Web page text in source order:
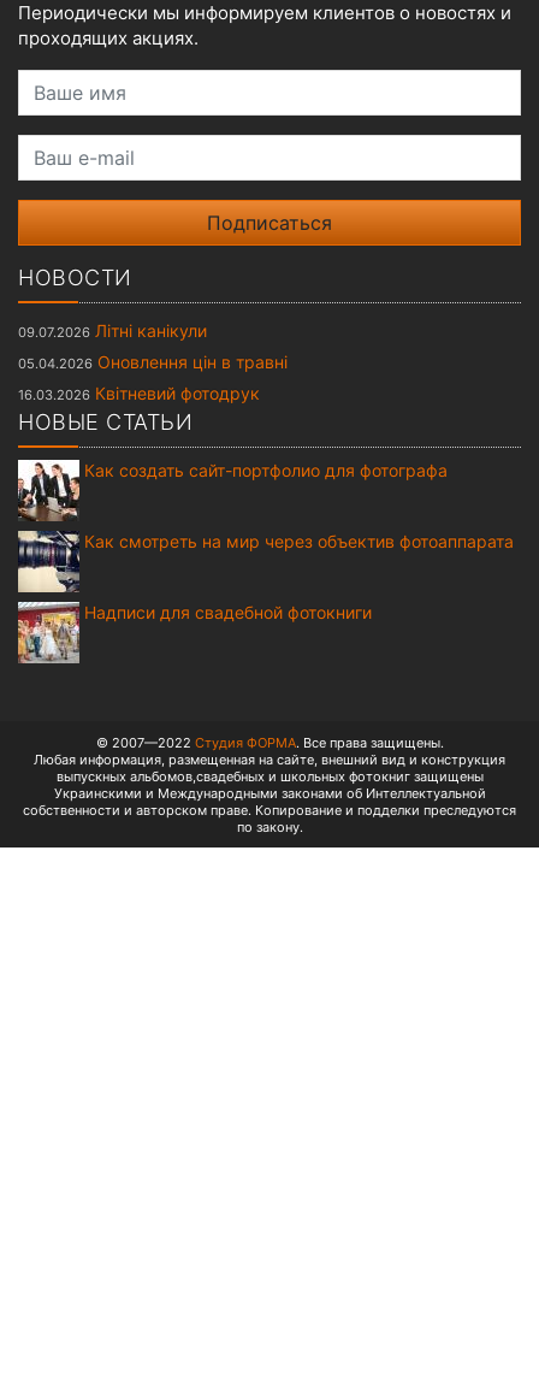
Периодически мы информируем клиентов о новостях и
проходящих акциях.
Ваше имя
Ваш e-mail
НОВОСТИ
09.07.2026 Літні канікули
05.04.2026 Оновлення цін в травні
16.03.2026 Квітневий фотодрук
НОВЫЕ СТАТЬИ
Как создать сайт-портфолио для фотографа
Как смотреть на мир через объектив фотоаппарата
Надписи для свадебной фотокниги
© 2007—2022 Студия ФОРМА. Все права защищены.
Любая информация, размещенная на сайте, внешний вид и конструкция
выпускных альбомов,свадебных и школьных фотокниг защищены
Украинскими и Международными законами об Интеллектуальной
собственности и авторском праве. Копирование и подделки преследуются
по закону.